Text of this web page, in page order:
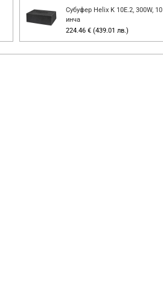
Субуфер Helix K 10E.2, 300W, 10
инча
224.46 € (439.01 лв.)